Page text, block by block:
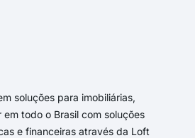
soluções para imobiliárias,
em todo o Brasil com soluções
e financeiras através da Loft